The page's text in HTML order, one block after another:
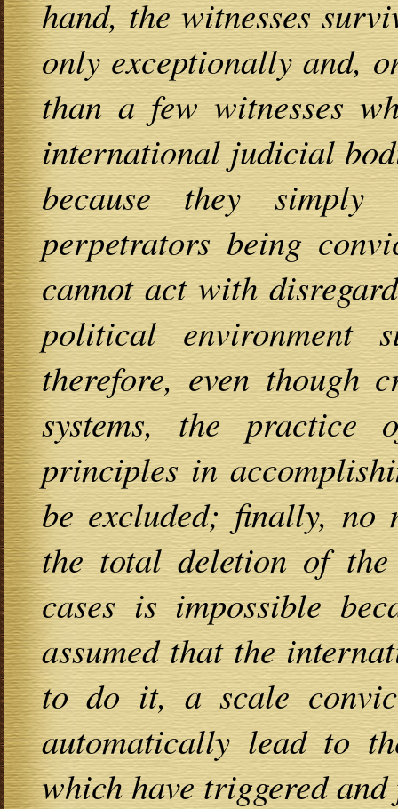
hand, the witnesses
only exceptionally and,
than a few witnesses
international judicial
because they
perpetrators being
cannot act with
political environment
therefore, even though
systems, the
principles in
be excluded; finally, no
the total deletion of the
cases is impossible
assumed that the
to do it, a scale
automatically lead to
which have triggered